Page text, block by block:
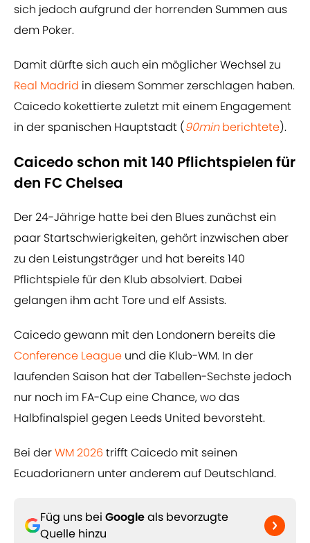
sich jedoch aufgrund der horrenden Summen aus
dem Poker.
Damit dürfte sich auch ein möglicher Wechsel zu
Real Madrid in diesem Sommer zerschlagen haben.
Caicedo kokettierte zuletzt mit einem Engagement
in der spanischen Hauptstadt (90minberichtete).
Caicedo schon mit 140 Pflichtspielen für
den FC Chelsea
Der 24-Jährige hatte bei den Blues zunächst ein
paar Startschwierigkeiten, gehört inzwischen aber
zu den Leistungsträger und hat bereits 140
Pflichtspiele für den Klub absolviert. Dabei
gelangen ihm acht Tore und elf Assists.
Caicedo gewann mit den Londonern bereits die
Conference League und die Klub-WM. In der
laufenden Saison hat der Tabellen-Sechste jedoch
nur noch im FA-Cup eine Chance, wo das
Halbfinalspiel gegen Leeds United bevorsteht.
Bei derWM 2026 trifft Caicedo mit seinen
Ecuadorianern unter anderem auf Deutschland.
Füg uns bei Googleals bevorzugte
Quelle hinzu